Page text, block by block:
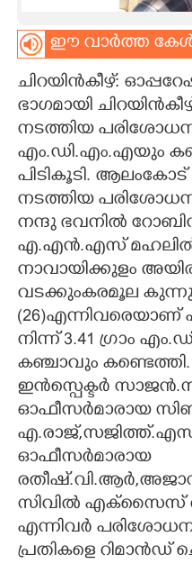
ASTRO
CARTOONS
LITERATURE
CONTACT US
ഈ വാർത്ത
ചിറയിൻകീഴ്:
ഭാഗമായി
നടത്തിയ
എം.ഡി.എം.എയും
പിടികൂടി.
നടത്തിയ
നന്ദു ഭവനിൽ റോബിൻ
എ.എൻ.എസ് മഹലിൽ
നാവായിക്കുളം
വടക്കുംകരമൂല
(26)എന്നിവരെയാണ്
നിന്ന് 3.41 ഗ്രാം
കഞ്ചാവും
ഇൻസ്പെക്ടർ
ഓഫീസർമാരായ
ഓഫീസർമാരായ
സിവിൽ എക്സൈസ്
എന്നിവർ
പ്രതികളെ റിമാൻഡ്